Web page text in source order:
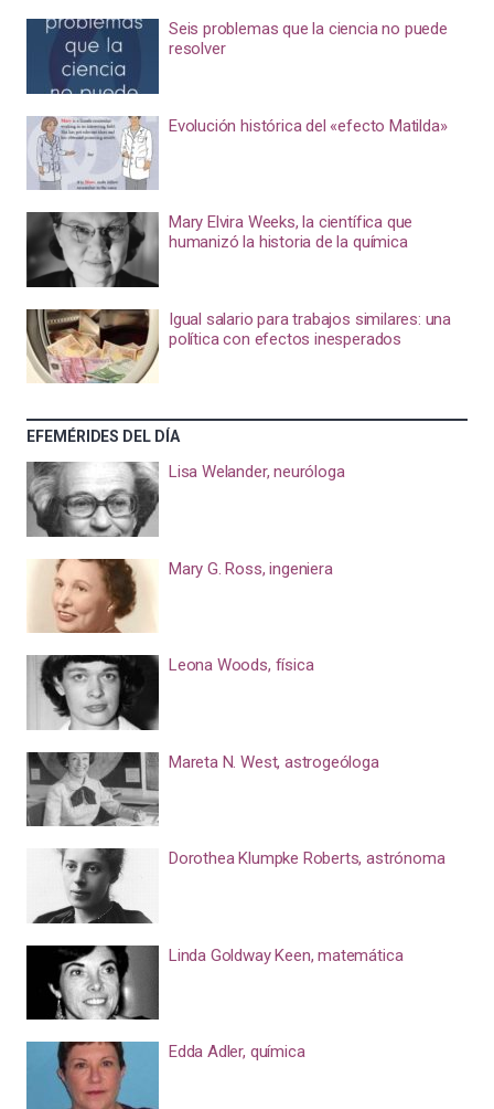
Seis problemas que la ciencia no puede
resolver
Evolución histórica del «efecto Matilda»
Mary Elvira Weeks, la científica que
humanizó la historia de la química
Igual salario para trabajos similares: una
política con efectos inesperados
EFEMÉRIDES DEL DÍA
Lisa Welander, neuróloga
Mary G. Ross, ingeniera
Leona Woods, física
Mareta N. West, astrogeóloga
Dorothea Klumpke Roberts, astrónoma
Linda Goldway Keen, matemática
Edda Adler, química